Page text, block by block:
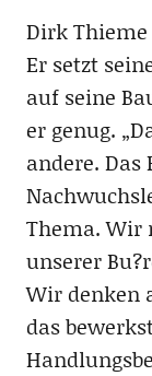
Dirk
Er setzt
auf seine
er genug.
andere.
Thema. Wir
unserer
Wir denken
das